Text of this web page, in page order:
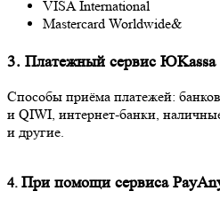
VISA International
Mastercard Worldwide&
3. Платежный сервис ЮKassa
Способы приёма платежей:
и QIWI, интернет-банки,
и другие.
4. При помощи сервиса